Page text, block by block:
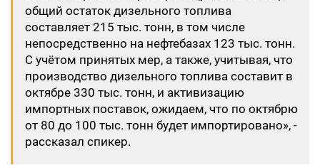
общий остаток дизельного топлива
составляет 215 тыс. тонн, в том числе
непосредственно на нефтебазах 123 тыс. тонн.
С учётом принятых мер, а также, учитывая, что
производство дизельного топлива составит в
октябре 330 тыс. тонн, и активизацию
импортных поставок, ожидаем, что по октябрю
от 80 до 100 тыс. тонн будет импортировано», -
рассказал спикер.